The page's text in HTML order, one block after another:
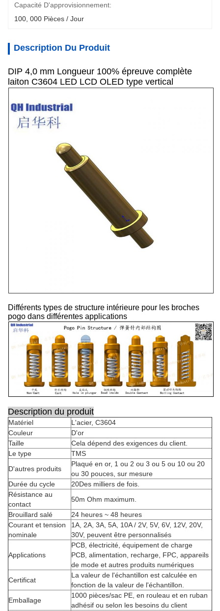
Capacité D'approvisionnement:
100, 000 Pièces / Jour
Description Du Produit
DIP 4,0 mm Longueur 100% épreuve complète
laiton C3604 LED LCD OLED type vertical
Différents types de structure intérieure pour les broches
pogo dans différentes applications
Description du produit
Matériel
L'acier, C3604
Couleur
D'or
Taille
Cela dépend des exigences du client.
Le type
TMS
D'autres produits
Plaqué en or, 1 ou 2 ou 3 ou 5 ou 10 ou 20
ou 30 pouces, sur mesure
Durée du cycle
20Des milliers de fois.
Résistance au
contact
50m Ohm maximum.
Brouillard salé
24 heures ~ 48 heures
Courant et tension
nominale
1A, 2A, 3A, 5A, 10A / 2V, 5V, 6V, 12V, 20V,
30V, peuvent être personnalisés
Applications
PCB, électricité, équipement de charge
PCB, alimentation, recharge, FPC, appareils
de mode et autres produits numériques
Certificat
La valeur de l'échantillon est calculée en
fonction de la valeur de l'échantillon.
Emballage
1000 pièces/sac PE, en rouleau et en ruban
adhésif ou selon les besoins du client